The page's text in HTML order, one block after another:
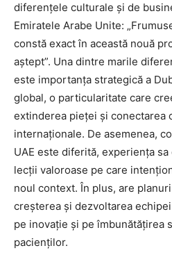
diferenţele culturale şi de
Emiratele Arabe Unite:
constă exact în această nouă
aştept”. Una dintre marile
este importanţa strategică a
global, o particularitate care
extinderea pieţei şi conectarea
internaţionale. De asemenea,
UAE este diferită, experienţa
lecţii valoroase pe care
noul context. În plus, are
creşterea şi dezvoltarea
pe inovaţie şi pe îmbunătăţirea
pacienţilor.